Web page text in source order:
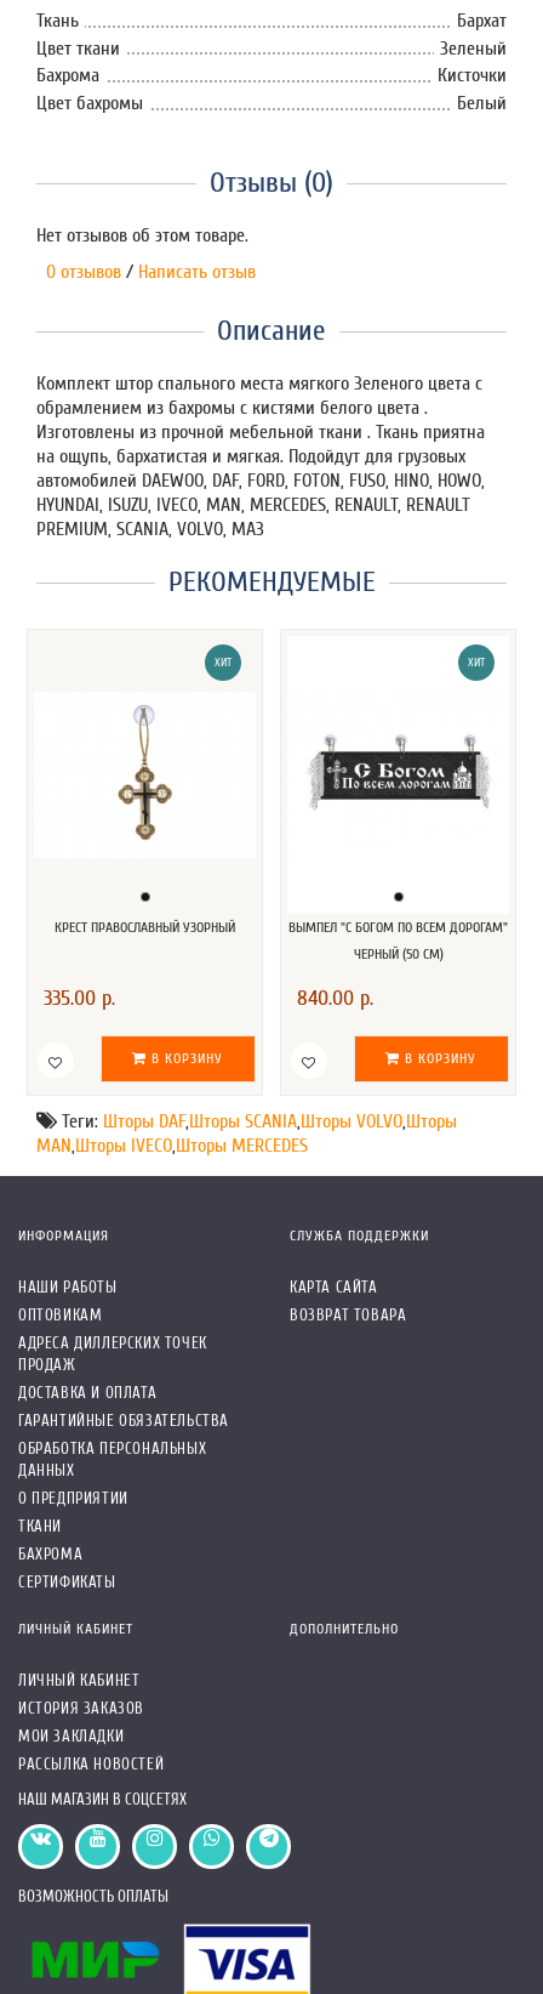
Ткань
Бархат
Цвет ткани
Зеленый
Бахрома
Кисточки
Цвет бахромы
Белый
Отзывы (0)
Нет отзывов об этом товаре.
0 отзывов / Написать отзыв
Описание
Комплект штор спального места мягкого Зеленого цвета с
обрамлением из бахромы с кистями белого цвета .
Изготовлены из прочной мебельной ткани . Ткань приятна
на ощупь, бархатистая и мягкая. Подойдут для грузовых
автомобилей DAEWOO, DAF, FORD, FOTON, FUSO, HINO, HOWO,
HYUNDAI, ISUZU, IVECO, MAN, MERCEDES, RENAULT, RENAULT
PREMIUM, SCANIA, VOLVO, МАЗ
РЕКОМЕНДУЕМЫЕ
ХИТ
КРЕСТ ПРАВОСЛАВНЫЙ УЗОРНЫЙ
335.00 р.
В КОРЗИНУ
ХИТ
ВЫМПЕЛ "С БОГОМ ПО ВСЕМ ДОРОГАМ"
ЧЕРНЫЙ (50 СМ)
840.00 р.
В КОРЗИНУ
Теги: Шторы DAF,Шторы SCANIA,Шторы VOLVO,Шторы
MAN,Шторы IVECO,Шторы MERCEDES
ИНФОРМАЦИЯ
НАШИ РАБОТЫ
ОПТОВИКАМ
АДРЕСА ДИЛЛЕРСКИХ ТОЧЕК
ПРОДАЖ
ДОСТАВКА И ОПЛАТА
ГАРАНТИЙНЫЕ ОБЯЗАТЕЛЬСТВА
ОБРАБОТКА ПЕРСОНАЛЬНЫХ
ДАННЫХ
О ПРЕДПРИЯТИИ
ТКАНИ
БАХРОМА
СЕРТИФИКАТЫ
СЛУЖБА ПОДДЕРЖКИ
КАРТА САЙТА
ВОЗВРАТ ТОВАРА
ЛИЧНЫЙ КАБИНЕТ
ЛИЧНЫЙ КАБИНЕТ
ИСТОРИЯ ЗАКАЗОВ
МОИ ЗАКЛАДКИ
РАССЫЛКА НОВОСТЕЙ
ДОПОЛНИТЕЛЬНО
НАШ МАГАЗИН В СОЦСЕТЯХ
ВОЗМОЖНОСТЬ ОПЛАТЫ